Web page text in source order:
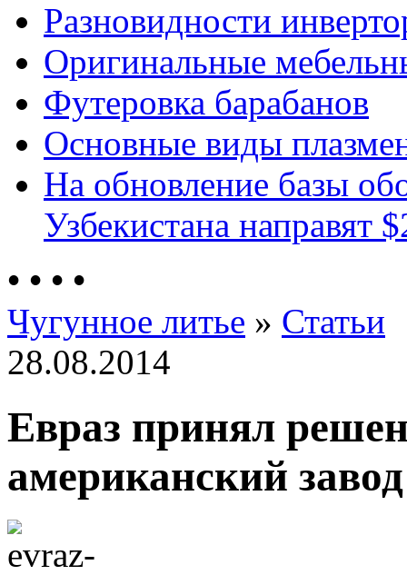
Разновидности
Оригинальные
Футеровка барабанов
Основные виды
На обновление базы
Узбекистана направят
• • • •
Чугунное литье » Статьи
28.08.2014
Евраз принял
американский завод